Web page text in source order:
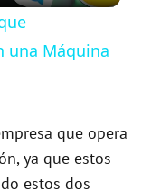
una Máquina
que opera
ya que estos
estos dos